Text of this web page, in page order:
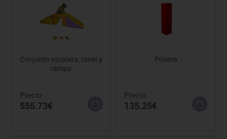
Conjunto escalera, túnel y
rampa
Precio
555.73€
Prisma
Precio
135.25€